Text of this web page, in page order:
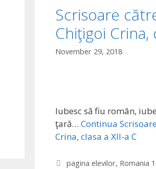
Scrisoare
Chiţigoi Crina,
November 29, 2018
Iubesc să fiu român,
ţară… Continua
Crina, clasa a XII-a C
Categories
pagina elevilor, Romania